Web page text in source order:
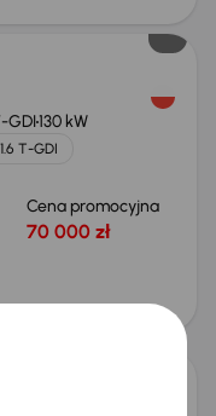
GDI130 kW
1.6 T-GDI
Cena promocyjna
70 000 zł